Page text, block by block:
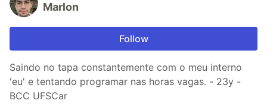
Marlon
Follow
Saindo no tapa constantemente com o meu interno
'eu' e tentando programar nas horas vagas. - 23y -
BCC UFSCar